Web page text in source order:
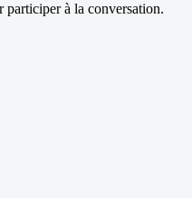
participer à la conversation.